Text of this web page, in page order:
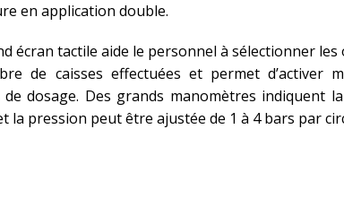
en application double.
écran tactile aide le personnel à sélectionner
de caisses effectuées et permet d’activer
dosage. Des grands manomètres indiquent
la pression peut être ajustée de 1 à 4 bars par